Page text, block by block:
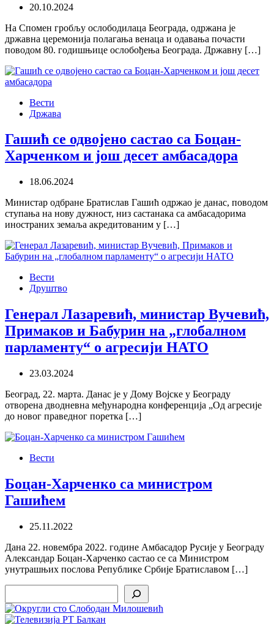
20.10.2024
На Спомен гробљу ослободилаца Београда, одржана је
државна церемонија полагања венаца и одавања почасти
поводом 80. годишњице ослобођења Београда. Државну […]
Вести
Држава
Гашић се одвојено састао са Боцан-
Харченком и још десет амбасадора
18.06.2024
Министар одбране Братислав Гашић одржао је данас, поводом
ступања на нову дужност, низ састанака са амбасадорима
иностраних земаља акредитованим у […]
Вести
Друштво
Генерал Лазаревић, министар Вучевић,
Примаков и Бабурин на „глобалном
парламенту“ о агресији НАТО
23.03.2024
Београд, 22. марта. Данас је у Дому Војске у Београду
отворена дводневна међународна конференција „Од агресије
до новог праведног поретка […]
Вести
Боцан-Харченко са министром
Гашићем
25.11.2022
Дана 22. новембра 2022. године Амбасадор Русије у Београду
Александар Боцан-Харченко састао се са Министром
унутрашњих послова Републике Србије Братиславом […]